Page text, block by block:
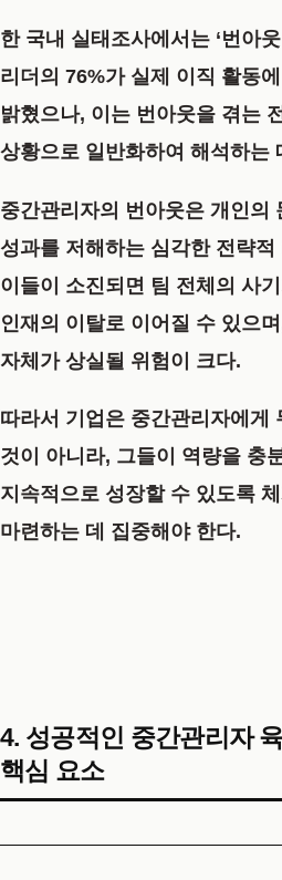
한 국내 실태조사에서는 ‘번아
리더의 76%가 실제 이직 활동
밝혔으나, 이는 번아웃을 겪는
상황으로 일반화하여 해석하는
중간관리자의 번아웃은 개인의
성과를 저해하는 심각한 전략
이들이 소진되면 팀 전체의 사
인재의 이탈로 이어질 수 있으
자체가 상실될 위험이 크다.
따라서 기업은 중간관리자에게
것이 아니라, 그들이 역량을 충
지속적으로 성장할 수 있도록
마련하는 데 집중해야 한다.
4. 성공적인 중간관리자
핵심 요소